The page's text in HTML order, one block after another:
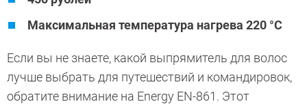
Максимальная температура нагрева 220 °C
Если вы не знаете, какой выпрямитель для волос
лучше выбрать для путешествий и командировок,
обратите внимание на Energy EN-861. Этот